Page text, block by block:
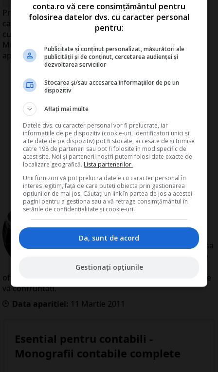
Preşedintelui Traian Băsescu îi place să aibă declaraţii
care să "facă piaţa" media câteva zile la rând. În urmă
cu două săptămâni a spus la şedinţa de bilanţ a
Ministerului de Interne că oriunde ar pune degetul,
apare corupţia.
deRedactia Conta
Redactia Conta este alcatuita din
domenii precum contabilitate si
fiscalitate. Colectivul si-a propus sa
creeze continut interesant si bine
documentat pentru cititori. Va
oferim solutii utile pentru orice dilema legislativa cu care
va confruntati.
Data aparitiei: 11 Martie 2011
Esential pentru contabili -
Monografii contabile complete
conta.ro vă cere consimțământul pentru
folosirea datelor dvs. cu caracter personal
pentru:
Publicitate și conținut personalizat, măsurători ale
publicității și de conținut, cercetarea audienței și
dezvoltarea serviciilor
Stocarea și/sau accesarea informațiilor de pe un
dispozitiv
Aflați mai multe
Datele dvs. cu caracter personal vor fi prelucrate, iar
informațiile de pe dispozitiv (cookie-uri, identificatori unici și
alte date de pe dispozitiv) pot fi stocate, accesate de și trimise
către 198 de parteneri sau pot fi folosite în mod specific de
acest site. Noi și partenerii noștri putem folosi date exacte de
localizare geografică. Lista partenerilor.
Unii furnizori vă pot prelucra datele cu caracter personal în
interes legitim, față de care puteți obiecta prin gestionarea
opțiunilor de mai jos. Căutați un link în partea de jos a acestei
pagini pentru a gestiona sau a vă retrage consimțământul în
setările de confidențialitate și cookie-uri.
Da, sunt de acord
Gestionați opțiunile